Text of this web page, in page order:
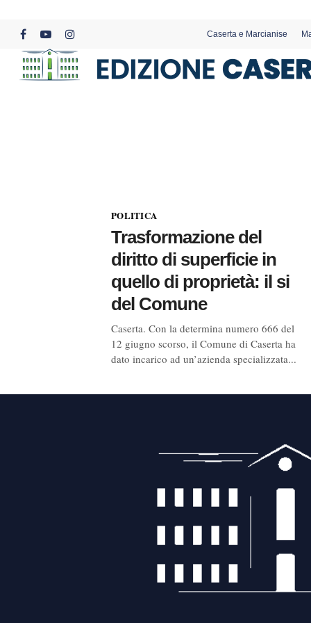
content
facebookyoutubeinstagram
Caserta e Marcianise
POLITICA
Trasformazione del
diritto di superficie in
quello di proprietà: il si
del Comune
Caserta. Con la determina numero 666 del
12 giugno scorso, il Comune di Caserta ha
dato incarico ad un’azienda specializzata...